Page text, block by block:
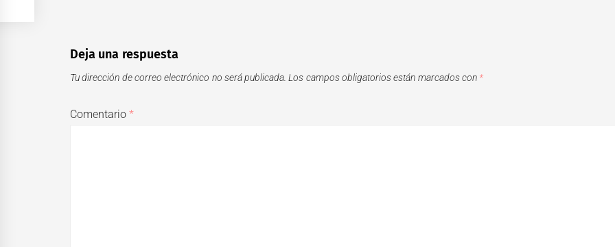
Deja una respuesta
Tu dirección de correo electrónico no será publicada. Los campos obligatorios están marcados con *
Comentario*